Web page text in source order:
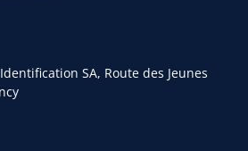
SA, Route des Jeunes